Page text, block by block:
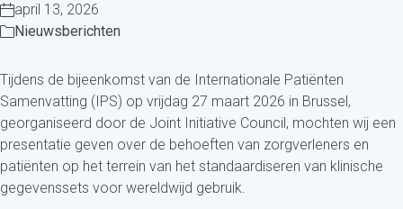
april 13, 2026
Nieuwsberichten
Tijdens de bijeenkomst van de Internationale Patiënten
Samenvatting (IPS) op vrijdag 27 maart 2026 in Brussel,
georganiseerd door de Joint Initiative Council, mochten wij een
presentatie geven over de behoeften van zorgverleners en
patiënten op het terrein van het standaardiseren van klinische
gegevenssets voor wereldwijd gebruik.